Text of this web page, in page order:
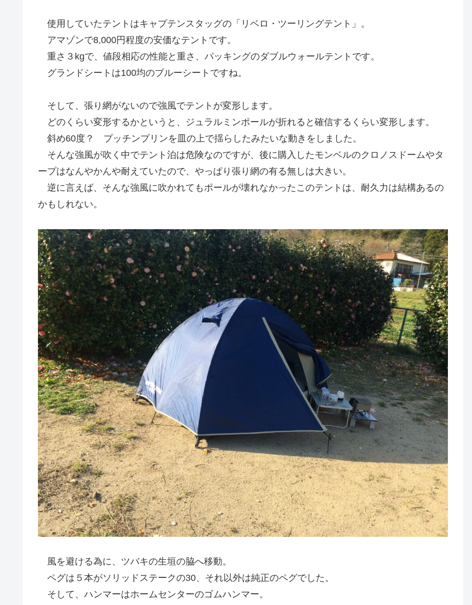
使用していたテントはキャプテンスタッグの「リベロ・ツーリングテント」。
アマゾンで8,000円程度の安価なテントです。
重さ３kgで、値段相応の性能と重さ、パッキングのダブルウォールテントです。
グランドシートは100均のブルーシートですね。
そして、張り網がないので強風でテントが変形します。
どのくらい変形するかというと、ジュラルミンポールが折れると確信するくらい変形します。
斜め60度？ プッチンプリンを皿の上で揺らしたみたいな動きをしました。
そんな強風が吹く中でテント泊は危険なのですが、後に購入したモンベルのクロノスドームやタ
ープはなんやかんや耐えていたので、やっぱり張り網の有る無しは大きい。
逆に言えば、そんな強風に吹かれてもポールが壊れなかったこのテントは、耐久力は結構あるの
かもしれない。
風を避ける為に、ツバキの生垣の脇へ移動。
ペグは５本がソリッドステークの30、それ以外は純正のペグでした。
そして、ハンマーはホームセンターのゴムハンマー。